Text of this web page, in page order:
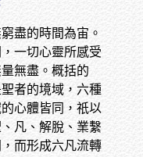
盡的時間為宙。
一切心靈所感受
無盡。概括的
者的境域，六種
心體皆同，祇以
凡、解脫、業繫
而形成六凡流轉